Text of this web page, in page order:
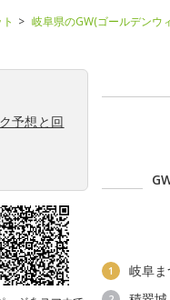
岐阜県のGW(ゴールデンウ
予想と回
1 岐阜